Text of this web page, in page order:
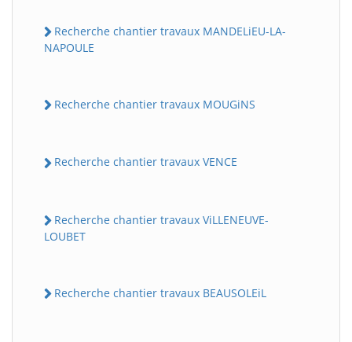
Recherche chantier travaux MANDELiEU-LA-
NAPOULE
Recherche chantier travaux MOUGiNS
Recherche chantier travaux VENCE
Recherche chantier travaux ViLLENEUVE-
LOUBET
Recherche chantier travaux BEAUSOLEiL